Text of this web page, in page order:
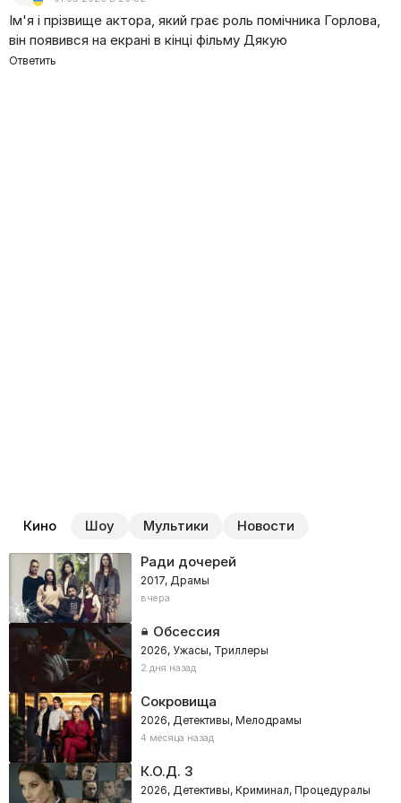
чтобы хоть как-то ускорить изменение ситуации.
Ім'я і прізвище актора, який грає роль помічника Горлова,
він появився на екрані в кінці фільму Дякую
Ответить
Кино Шоу Мультики Новости
Ради дочерей
2017, Драмы
вчера
Обсессия
2026, Ужасы, Триллеры
2 дня назад
Сокровища
2026, Детективы, Мелодрамы
4 месяца назад
К.О.Д. 3
2026, Детективы, Криминал, Процедуралы